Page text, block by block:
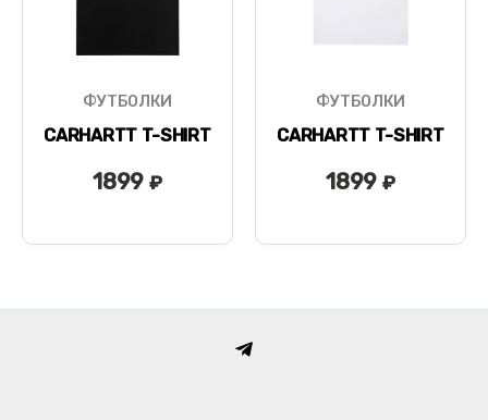
ФУТБОЛКИ
CARHARTT T-SHIRT
1899₽
ФУТБОЛКИ
CARHARTT T-SHIRT
1899₽